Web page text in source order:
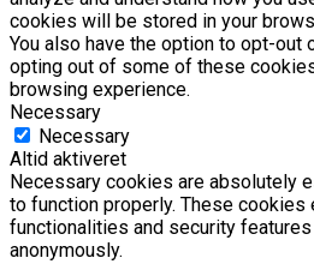
cookies will be stored in your
You also have the option to opt-out
opting out of some of these
browsing experience.
Necessary
Necessary
Altid aktiveret
Necessary cookies are absolutely
to function properly. These cookies
functionalities and security
anonymously.